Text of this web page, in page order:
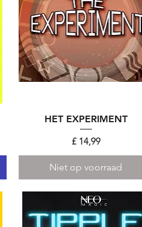
Snel overzicht
HET EXPERIMENT
Prijs
£ 14,99
Niet op voorraad